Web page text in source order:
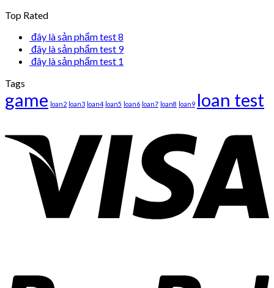
Top Rated
đây là sản phẩm test 8
đây là sản phẩm test 9
đây là sản phẩm test 1
Tags
game loan2 loan3 loan4 loan5 loan6 loan7 loan8 loan9 loan test